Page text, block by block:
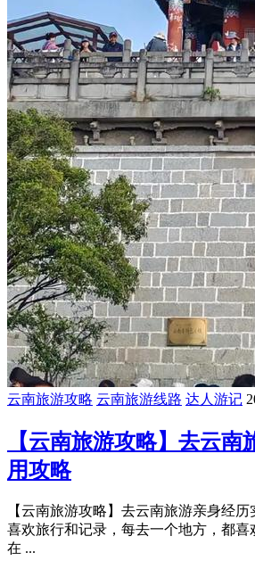
云南旅游攻略 云南旅游线路 达人游记
【云南旅游攻略】去云南
用攻略
【云南旅游攻略】去云南旅游亲身经历
喜欢旅行和记录，每去一个地方，都
在 ...